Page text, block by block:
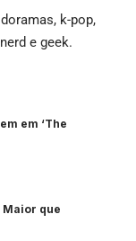
k-pop,
e geek.
em ‘The
Maior que